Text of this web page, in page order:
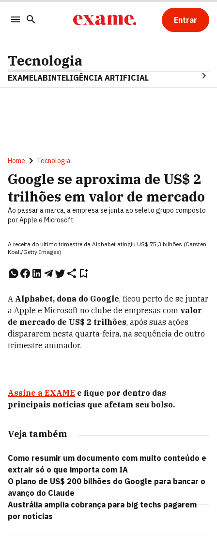
Entrar
Tecnologia
EXAMELABINTELIGÊNCIA ARTIFICIAL
Home Tecnologia
Google se aproxima de US$ 2
trilhões em valor de mercado
Ao passar a marca, a empresa se junta ao seleto grupo composto
por Apple e Microsoft
A receita do último trimestre da Alphabet atingiu US$ 75,3 bilhões (Carsten
Koall/Getty Images)
A Alphabet, dona do Google, ficou perto de se juntar
a Apple e Microsoft no clube de empresas com valor
de mercado de US$ 2 trilhões, após suas ações
dispararem nesta quarta-feira, na sequência de outro
trimestre animador.
Assine a EXAME e fique por dentro das
principais notícias que afetam seu bolso.
Veja também
Como resumir um documento com muito conteúdo e
extrair só o que importa com IA
O plano de US$ 200 bilhões do Google para bancar o
avanço do Claude
Austrália amplia cobrança para big techs pagarem
por notícias